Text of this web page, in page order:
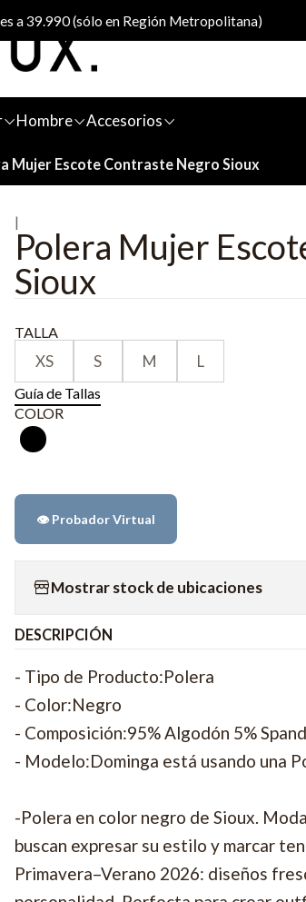
Hombre Accesorios
a 39.990 (sólo en Región Metropolitana)
Mujer Escote Contraste Negro Sioux
|
Polera Mujer
Sioux
TALLA
XS S M L
Guía de Tallas
COLOR
👁️ Probador Virtual
Mostrar stock de ubicaciones
DESCRIPCIÓN
- Tipo de Producto:Polera
- Color:Negro
- Composición:95% Algodón 5%
- Modelo:Dominga está usando una
-Polera en color negro de Sioux.
buscan expresar su estilo y marcar
Primavera–Verano 2026: diseños